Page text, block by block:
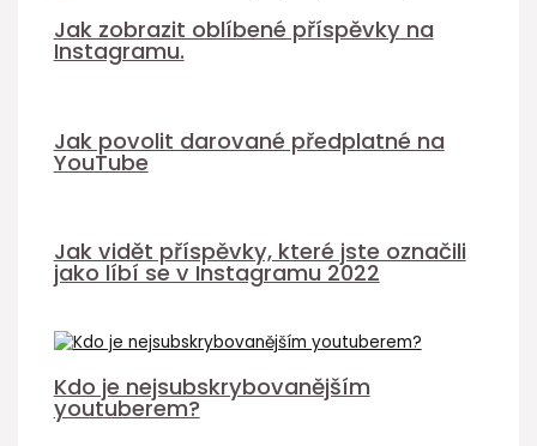
Jak zobrazit oblíbené příspěvky na
Instagramu.
Jak povolit darované předplatné na
YouTube
Jak vidět příspěvky, které jste označili
jako líbí se v Instagramu 2022
Kdo je nejsubskrybovanějším
youtuberem?